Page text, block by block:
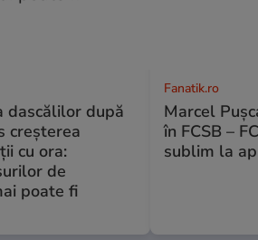
dascălilor după
creșterea
cu ora:
de
poate fi
Fanatik.ro
Marcel
în FCSB –
sublim la